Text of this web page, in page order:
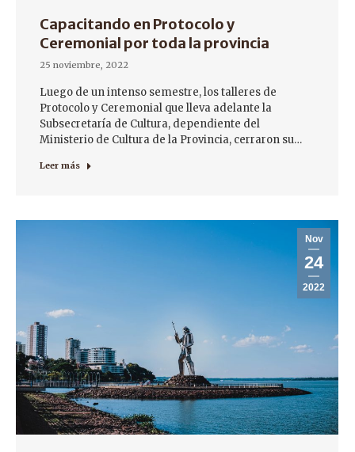
Capacitando en Protocolo y
Ceremonial por toda la provincia
25 noviembre, 2022
Luego de un intenso semestre, los talleres de
Protocolo y Ceremonial que lleva adelante la
Subsecretaría de Cultura, dependiente del
Ministerio de Cultura de la Provincia, cerraron su…
Leer más
Nov
24
2022